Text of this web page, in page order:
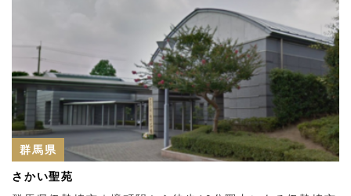
群馬県
さかい聖苑